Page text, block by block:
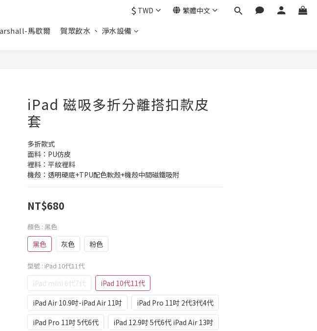
$ TWD 繁體中文
馬歇爾 賀眾飲水 、 淨水設備
iPad 磁吸多折分離搭扣款皮
套
多折款式
面料：PU仿皮
裡料：平紋裡料
機殼：透明硬底+TPU配色軟殼+機殼中間磁鐵吸附
NT$680
顏色 : 黑色
黑色 灰色 粉色
型號 : iPad 10代11代
iPad mini 6代7代
iPad 10代11代
iPad Air 10.9吋-iPad Air 11吋
iPad Pro 11吋 2代3代4代
iPad Pro 11吋 5代6代
iPad 12.9吋 5代6代 iPad Air 13吋